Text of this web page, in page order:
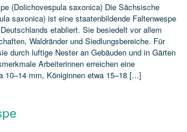
(Dolichovespula saxonica) Die Sächsische
saxonica) ist eine staatenbildende Faltenwespe
etabliert. Sie besiedelt vor allem
Waldränder und Siedlungsbereiche. Für
durch luftige Nester an Gebäuden und in Gärten
Arbeiterinnen erreichen eine
10–14 mm, Königinnen etwa 15–18 [...]